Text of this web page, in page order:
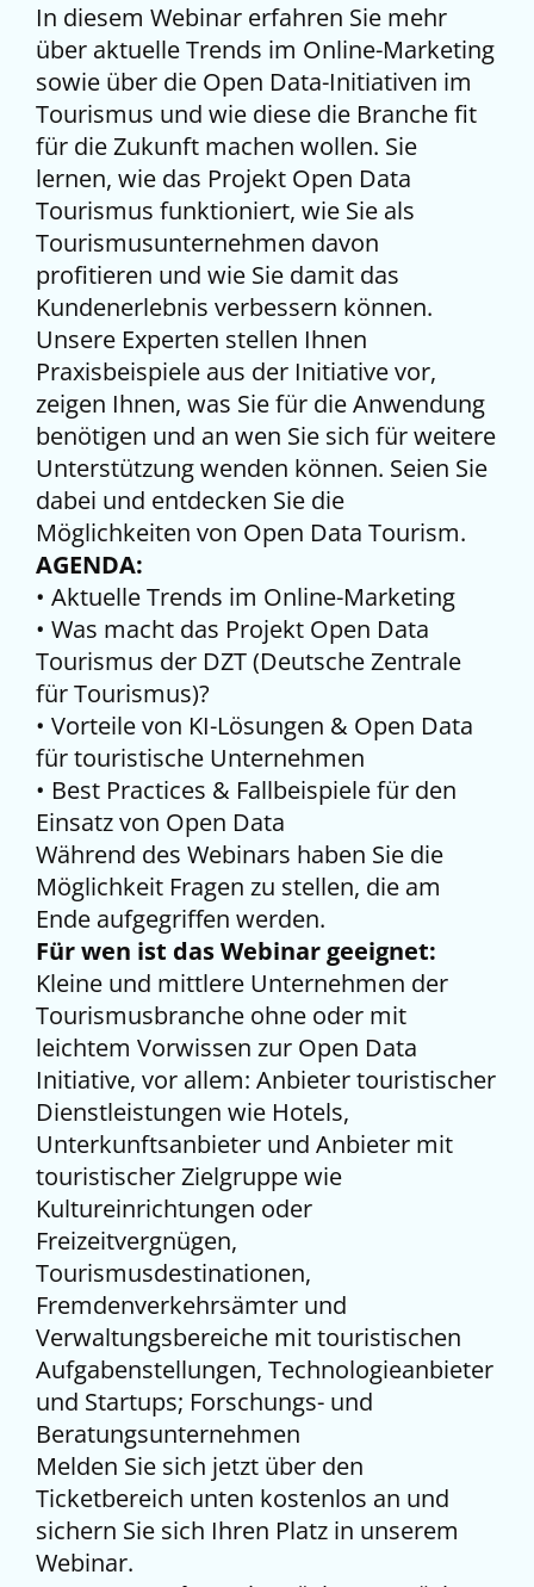
In diesem Webinar erfahren Sie mehr
über aktuelle Trends im Online-Marketing
sowie über die Open Data-Initiativen im
Tourismus und wie diese die Branche fit
für die Zukunft machen wollen. Sie
lernen, wie das Projekt Open Data
Tourismus funktioniert, wie Sie als
Tourismusunternehmen davon
profitieren und wie Sie damit das
Kundenerlebnis verbessern können.
Unsere Experten stellen Ihnen
Praxisbeispiele aus der Initiative vor,
zeigen Ihnen, was Sie für die Anwendung
benötigen und an wen Sie sich für weitere
Unterstützung wenden können. Seien Sie
dabei und entdecken Sie die
Möglichkeiten von Open Data Tourism.
AGENDA:
• Aktuelle Trends im Online-Marketing
• Was macht das Projekt Open Data
Tourismus der DZT (Deutsche Zentrale
für Tourismus)?
• Vorteile von KI-Lösungen & Open Data
für touristische Unternehmen
• Best Practices & Fallbeispiele für den
Einsatz von Open Data
Während des Webinars haben Sie die
Möglichkeit Fragen zu stellen, die am
Ende aufgegriffen werden.
Für wen ist das Webinar geeignet:
Kleine und mittlere Unternehmen der
Tourismusbranche ohne oder mit
leichtem Vorwissen zur Open Data
Initiative, vor allem: Anbieter touristischer
Dienstleistungen wie Hotels,
Unterkunftsanbieter und Anbieter mit
touristischer Zielgruppe wie
Kultureinrichtungen oder
Freizeitvergnügen,
Tourismusdestinationen,
Fremdenverkehrsämter und
Verwaltungsbereiche mit touristischen
Aufgabenstellungen, Technologieanbieter
und Startups; Forschungs- und
Beratungsunternehmen
Melden Sie sich jetzt über den
Ticketbereich unten kostenlos an und
sichern Sie sich Ihren Platz in unserem
Webinar.